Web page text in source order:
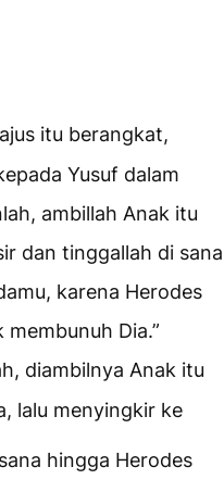
itu berangkat,
Yusuf dalam
ambillah Anak itu
dan tinggallah di sana
karena Herodes
Dia.”
diambilnya Anak itu
lalu menyingkir ke
hingga Herodes